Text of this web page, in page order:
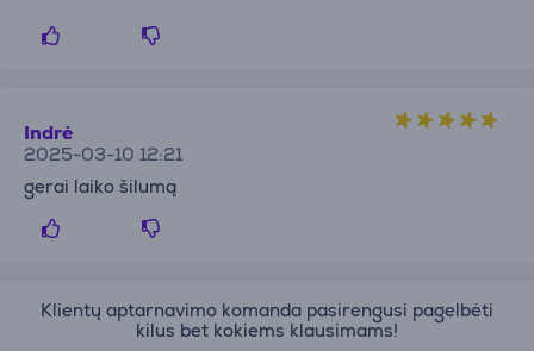
Indrė
2025-03-10 12:21
gerai laiko šilumą
Klientų aptarnavimo komanda pasirengusi pagelbėti
kilus bet kokiems klausimams!